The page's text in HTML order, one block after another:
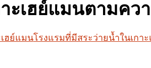
าะเฮย์แมนตามคว
ฮย์แมนโรงแรมที่มีสระว่ายน้ำในเกา